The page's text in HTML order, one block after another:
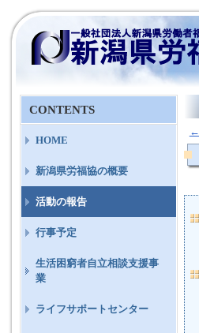
←
CONTENTS
HOME
新潟県労福協の概要
活動の報告
行事予定
生活困窮者自立相談支援事
業
ライフサポートセンター